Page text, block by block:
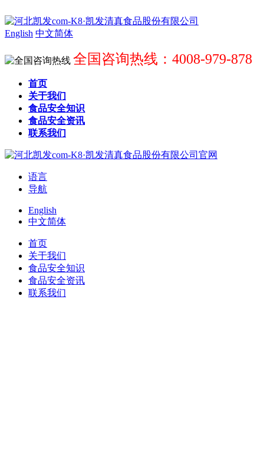
English 中文简体
全国咨询热线：4008-979-878
首页
关于我们
食品安全知识
食品安全资讯
联系我们
语言
导航
English
中文简体
首页
关于我们
食品安全知识
食品安全资讯
联系我们